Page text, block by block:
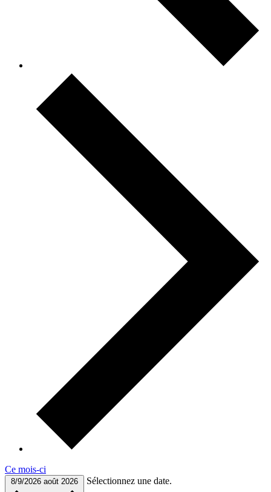
Ce mois-ci
8/9/2026 août 2026 Sélectionnez une date.